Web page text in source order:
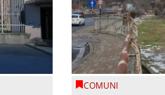
COMUNI